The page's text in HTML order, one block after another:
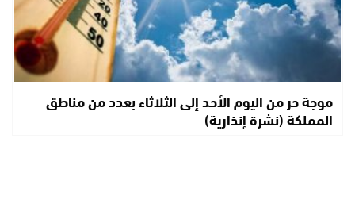
موجة حر من اليوم الأحد إلى الثلاثاء بعدد من مناطق
المملكة (نشرة إنذارية)